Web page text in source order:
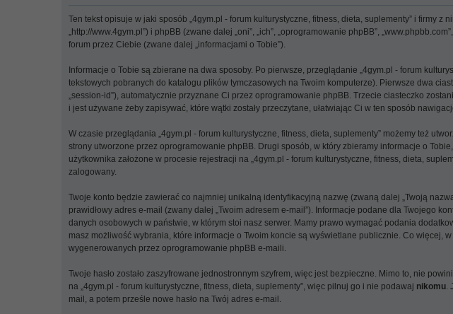
Ten tekst opisuje w jaki sposób „4gym.pl - forum kulturystyczne, fitness, dieta, suplementy” i firmy z
„http://www.4gym.pl”) i phpBB (zwane dalej „oni”, „ich”, „oprogramowanie phpBB”,
forum przez Ciebie (zwane dalej „informacjami o Tobie”).
Informacje o Tobie są zbierane na dwa sposoby. Po pierwsze, przeglądanie „4gym.pl - forum
tekstowych pobranych do katalogu plików tymczasowych na Twoim komputerze). Pierwsze dwa
„session-id”), automatycznie przyznane Ci przez oprogramowanie phpBB. Trzecie ciasteczko
i jest używane żeby zapisywać, które wątki zostały przeczytane, ułatwiając Ci w ten sposób
W czasie przeglądania „4gym.pl - forum kulturystyczne, fitness, dieta, suplementy” możemy też
strony utworzone przez oprogramowanie phpBB. Drugi sposób, w który zbieramy informacje o
użytkownika założone w procesie rejestracji na „4gym.pl - forum kulturystyczne, fitness, dieta,
zalogowany.
Twoje konto będzie zawierać co najmniej unikalną identyfikacyjną nazwę (zwaną dalej „Twoją
prawidłowy adres e-mail (zwany dalej „Twoim adresem e-mail”). Informacje podane dla Twojego
danych osobowych w państwie, w którym stoi nasz serwer. Mamy prawo wymagać podania
masz możliwość wybrania, które informacje o Twoim koncie są wyświetlane publicznie. Co więcej,
wygenerowanych przez oprogramowanie phpBB e-maili.
Twoje hasło zostało zaszyfrowane jednostronnym szyfrem, więc jest bezpieczne. Mimo to, nie
na „4gym.pl - forum kulturystyczne, fitness, dieta, suplementy”, więc pilnuj go i nie podawaj nikomu.
mail, a potem prześle nowe hasło na Twój adres e-mail.